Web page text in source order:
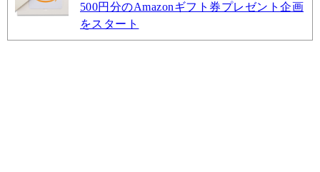
500円分のAmazonギフト券プレゼント企画
をスタート